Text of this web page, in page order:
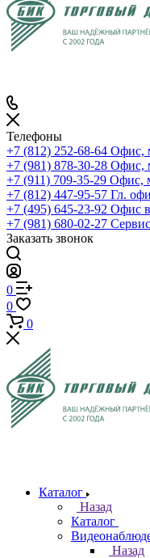
Телефоны
+7 (812) 252-68-64 Офис,
+7 (981) 878-30-28 Офис,
+7 (911) 709-35-29 Офис,
+7 (812) 447-95-57 Гл.
+7 (495) 645-23-92 Офис
+7 (981) 680-02-27
Заказать звонок
0
0
0
Каталог
Назад
Каталог
Назад